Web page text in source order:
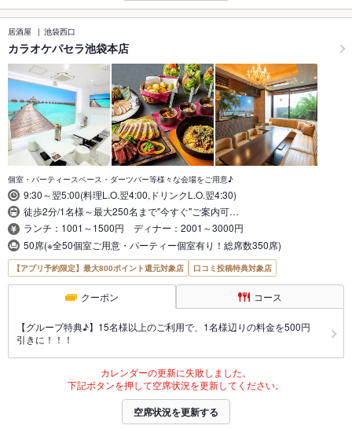
居酒屋 池袋西口
カラオケパセラ池袋本店
個室・パーティースペース・ダーツバー等様々な会場をご用意♪
9:30～翌5:00(料理L.O.翌4:00,ドリンクL.O.翌4:30)
徒歩2分/1名様～最大250名まで"今すぐ"ご案内可…
ランチ：1001～1500円 ディナー：2001～3000円
50席(※全50個室ご用意・パーティー個室有り！総席数350席)
【アプリ予約限定】最大800ポイント還元対象店 口コミ投稿特典対象店
クーポン コース
【グループ特典♪】15名様以上のご利用で、1名様辺りの料金を500円
引きに！！！
カレンダーの更新に失敗しました。
下記ボタンを押して空席状況を更新してください。
空席状況を更新する